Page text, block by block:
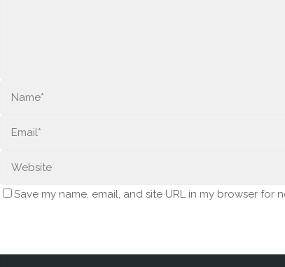
Save my name, email, and site URL in my browser for